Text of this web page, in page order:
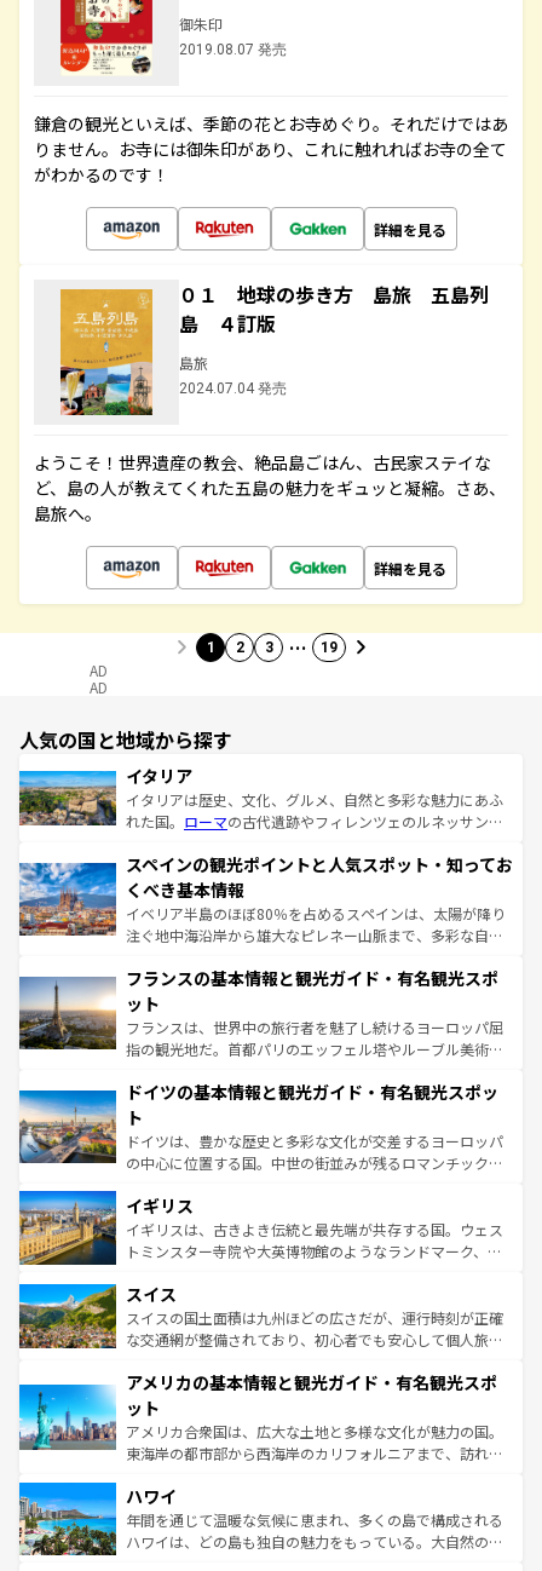
御朱印
2019.08.07 発売
鎌倉の観光といえば、季節の花とお寺めぐり。それだけではあ
りません。お寺には御朱印があり、これに触れればお寺の全て
がわかるのです！
詳細を見る
０１ 地球の歩き方 島旅 五島列
島 ４訂版
島旅
2024.07.04 発売
ようこそ！世界遺産の教会、絶品島ごはん、古民家ステイな
ど、島の人が教えてくれた五島の魅力をギュッと凝縮。さあ、
島旅へ。
詳細を見る
1 2 3 … 19
AD
AD
人気の国と地域から探す
イタリア
イタリアは歴史、文化、グルメ、自然と多彩な魅力にあふ
れた国。 ローマの古代遺跡やフィレンツェのルネッサンス
ろん、トスカーナの美しい田園風景やアマルフィ海岸の絶
景など、自然景観も見逃せない。観光の合間には、本場の
ピザやパスタなど、絶品のイタリア料理を堪能することも
できる。朝目覚めてから夜眠るまで、すべての瞬間を楽し
なお、新着のイタリア情報はコンテンツ一覧を参照してほ
しい。
スペインの観光ポイントと人気スポット・知ってお
くべき基本情報
イベリア半島のほぼ80％を占めるスペインは、太陽が降り
注ぐ地中海沿岸から雄大なピレネー山脈まで、多彩な自然
文化が根付くこの国では、情熱的なフラメンコ、熱気あふ
れる闘牛、そして美味しいタパスが生活の一部となってい
る。首都マドリードの洗練された雰囲気や、バルセロナの
アートに溢れた街角から、地方では古代ローマ遺跡や中世
せる。地方によって風土や気候が異なるスペインはその個
ンテンツ一覧 を参照してほしい。
フランスの基本情報と観光ガイド・有名観光スポ
ット
フランスは、世界中の旅行者を魅了し続けるヨーロッパ屈
指の観光地だ。首都パリのエッフェル塔やルーブル美術館
で、幅広い魅力が詰まっている。華麗な宮殿、歴史的な大
聖堂、美しいビーチ、そして豊かな自然が、訪れる者を心
から魅了する。また、フランスは美食の国としても知ら
れ、フランス料理はユネスコ無形文化遺産にも登録されて
香り高いラベンダー畑など、多彩な楽しみ方が可能だ。さ
らに、パリ以外の地域にも魅力が溢れており、どの街角に
も豊かな歴史と文化が息づいている。パリ以外の個性あふ
を参照してほしい。
ドイツの基本情報と観光ガイド・有名観光スポッ
ト
ドイツは、豊かな歴史と多彩な文化が交差するヨーロッパ
の中心に位置する国。中世の街並みが残るロマンチック街
顔を持つこの国は、どこを歩いても飽きることがない。ベ
ルリンの文化的活気、バイエルン州のアルプスの絶景、そ
してライン川沿いのワイン畑といった風景は必見。ビール
は、お酒好きな人にはぜひ体験してほしい。 なお、新着の
ドイツ情報はコンテンツ一覧を参照してほしい。
イギリス
イギリスは、古きよき伝統と最先端が共存する国。ウェス
トミンスター寺院や大英博物館のようなランドマーク、歴
リアごとに異なる魅力がある。また、優雅なアフタヌーン
ティー、ビール好きにはたまらない英国パブ、サッカー観
戦など、本場だからこそできる体験も豊富。イギリスを旅
ンツ一覧を参照してほしい。
スイス
スイスの国土面積は九州ほどの広さだが、運行時刻が正確
な交通網が整備されており、初心者でも安心して個人旅行
の建物がそのまま残る町や、スイスならではのユニークな
博物館もあり、アルプス観光だけでなく町歩きも満喫する
ことができる。国民の所得が高いため物価も高いが、旅行
者向けの交通パス提供のサービスもあり、うまく活用すれ
着のスイス情報は
アメリカの基本情報と観光ガイド・有名観光スポ
ット
アメリカ合衆国は、広大な土地と多様な文化が魅力の国。
東海岸の都市部から西海岸のカリフォルニアまで、訪れる
のような巨大都市は、観光、ショッピング、エンターテイ
ンメントが詰まった刺激的なスポットだ。一方、アメリカ
西部には大自然が広がり、グランドキャニオンやイエロー
ハワイ
年間を通じて温暖な気候に恵まれ、多くの島で構成される
ハワイは、どの島も独自の魅力をもっている。大自然の神